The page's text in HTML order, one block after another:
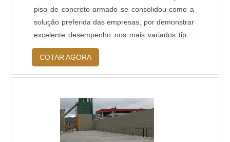
piso de concreto armado se consolidou como a
solução preferida das empresas, por demonstrar
excelente desempenho nos mais variados tipos
de atividades industriais e comerciais.MAIS
SOBRE OS MATERIAIS MAIS UTILIZADOS
PARA O SERVIÇOO piso de concretos armados
diversas instalações, como estacionamentos,
indústrias, galpões, postos de gasolina,
depósitos de cargas, justamente por .
COTAR AGORA